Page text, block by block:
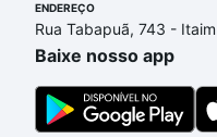
um apartamento
o imóvel dos seus
conforto. Loft, com
ENDEREÇO
Rua Tabapuã, 743 -
Baixe nosso app